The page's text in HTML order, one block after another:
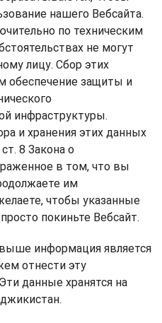
нашего Вебсайта.
по техническим
не могут
лицу. Сбор этих
обеспечение защиты и
инфраструктуры.
и хранения этих данных
8 Закона о
в том, что вы
им
чтобы указанные
покиньте Вебсайт.
информация является
отнести эту
данные хранятся на